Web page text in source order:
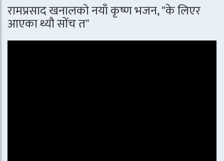
रामप्रसाद खनालको नयाँ कृष्ण भजन, "के लिएर
आएका थ्यौ सोंच त"